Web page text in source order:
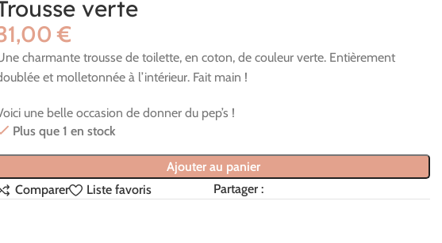
verte
€
charmante trousse de toilette, en coton, de couleur verte. Entièrement
et molletonnée à l’intérieur. Fait main !
une belle occasion de donner du pep’s !
Plus que 1 en stock
Ajouter au panier
Comparer
Liste favoris Partager :